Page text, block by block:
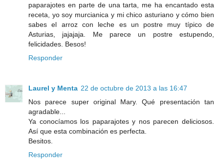
paparajotes en parte de una tarta, me ha encantado esta
receta, yo soy murcianica y mi chico asturiano y cómo bien
sabes el arroz con leche es un postre muy típico de
Asturias, jajajaja. Me parece un postre estupendo,
felicidades. Besos!
Responder
Laurel y Menta 22 de octubre de 2013 a las 16:47
Nos parece super original Mary. Qué presentación tan
agradable...
Ya conocíamos los paparajotes y nos parecen deliciosos.
Así que esta combinación es perfecta.
Besitos.
Responder